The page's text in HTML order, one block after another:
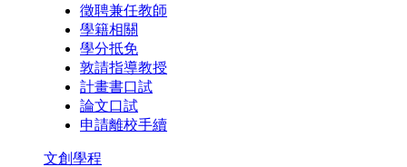
徵聘兼任教師
學籍相關
學分抵免
敦請指導教授
計畫書口試
論文口試
申請離校手續
文創學程